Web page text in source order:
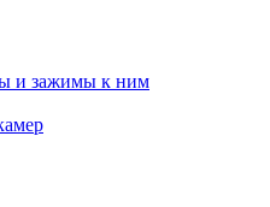
и зажимы к ним